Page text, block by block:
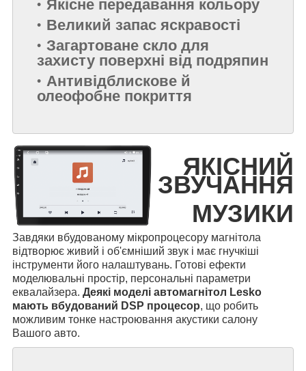
Якісне передавання кольору
Великий запас яскравості
Загартоване скло для
захисту поверхні від подряпин
Антивідблискове й
олеофобне покриття
ЯКІСНИЙ
ЗВУЧАННЯ
МУЗИКИ
Завдяки вбудованому мікропроцесору магнітола
відтворює живий і об'ємніший звук і має гнучкіші
інструменти його налаштувань. Готові ефекти
моделювальні простір, персональні параметри
еквалайзера. Деякі моделі автомагнітол Lesko
мають вбудований DSP процесор, що робить
можливим тонке настроювання акустики салону
Вашого авто.